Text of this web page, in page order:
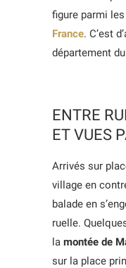
figure parmi les
France. C’est
département
ENTRE
ET VUES
Arrivés sur
village en
balade en
ruelle.
la montée de
sur la place